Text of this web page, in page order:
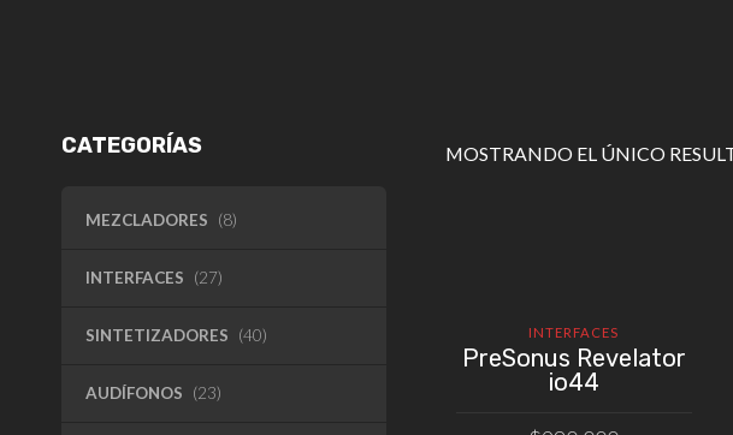
CATEGORÍAS
MEZCLADORES (8)
INTERFACES (27)
SINTETIZADORES (40)
AUDÍFONOS (23)
MOSTRANDO EL ÚNICO
INTERFACES
PreSonus Revelator
io44